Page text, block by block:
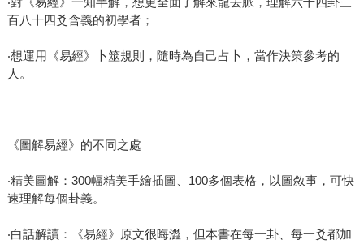
百八十四爻含義的初學者；
‧想運用《易經》卜筮規則，隨時為自己占卜，當作決策參考的
人。
《圖解易經》的不同之處
‧精美圖解：300幅精美手繪插圖、100多個表格，以圖敘事，可快
速理解每個卦義。
‧白話解讀：《易經》原文很晦澀，但本書在每一卦、每一爻都加